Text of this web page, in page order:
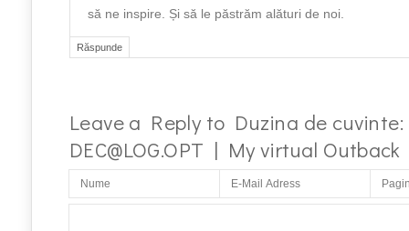
Răspunde
să ne inspire. Și să le păstrăm alături de noi.
Leave a Reply to Duzina de cuvinte:
DEC@LOG.OPT | My virtual Outback